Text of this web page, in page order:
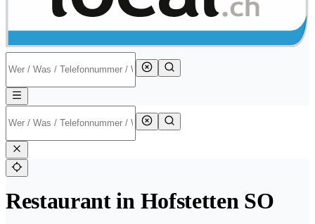
Restaurant in Hofstetten SO